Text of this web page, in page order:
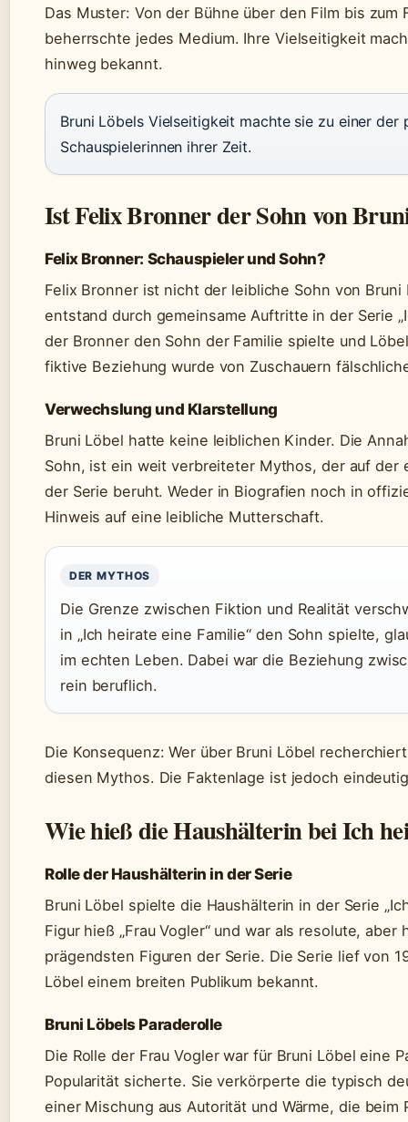
Das Muster: Von der Bühne über den Film bis zum
beherrschte jedes Medium. Ihre Vielseitigkeit
hinweg bekannt.
Bruni Löbels Vielseitigkeit machte sie zu einer der
Schauspielerinnen ihrer Zeit.
Ist Felix Bronner der Sohn von
Felix Bronner: Schauspieler und Sohn?
Felix Bronner ist nicht der leibliche Sohn von Bruni
entstand durch gemeinsame Auftritte in der Serie
der Bronner den Sohn der Familie spielte und
fiktive Beziehung wurde von Zuschauern
Verwechslung und Klarstellung
Bruni Löbel hatte keine leiblichen Kinder. Die
Sohn, ist ein weit verbreiteter Mythos, der auf der
der Serie beruht. Weder in Biografien noch in
Hinweis auf eine leibliche Mutterschaft.
DER MYTHOS
Die Grenze zwischen Fiktion und Realität
in „Ich heirate eine Familie“ den Sohn spielte,
im echten Leben. Dabei war die Beziehung
rein beruflich.
Die Konsequenz: Wer über Bruni Löbel
diesen Mythos. Die Faktenlage ist jedoch
Wie hieß die Haushälterin bei Ich
Rolle der Haushälterin in der Serie
Bruni Löbel spielte die Haushälterin in der Serie
Figur hieß „Frau Vogler“ und war als resolute,
prägendsten Figuren der Serie. Die Serie lief von
Löbel einem breiten Publikum bekannt.
Bruni Löbels Paraderolle
Die Rolle der Frau Vogler war für Bruni Löbel eine
Popularität sicherte. Sie verkörperte die typisch
einer Mischung aus Autorität und Wärme, die beim